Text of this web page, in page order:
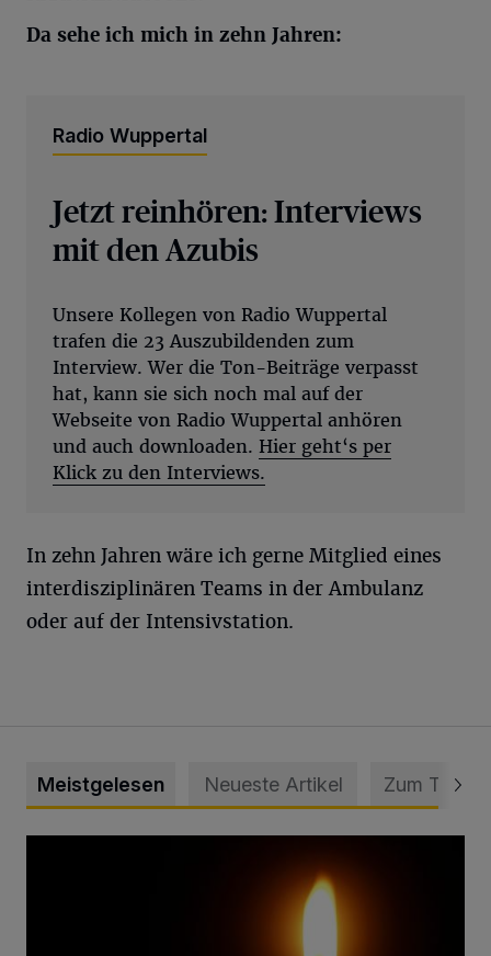
Da sehe ich mich in zehn Jahren:
Radio Wuppertal
Jetzt reinhören: Interviews
mit den Azubis
Unsere Kollegen von Radio Wuppertal
trafen die 23 Auszubildenden zum
Interview. Wer die Ton-Beiträge verpasst
hat, kann sie sich noch mal auf der
Webseite von Radio Wuppertal anhören
und auch downloaden. Hier geht‘s per
Klick zu den Interviews.
In zehn Jahren wäre ich gerne Mitglied eines
interdisziplinären Teams in der Ambulanz
oder auf der Intensivstation.
Meistgelesen Neueste Artikel Zum Thema